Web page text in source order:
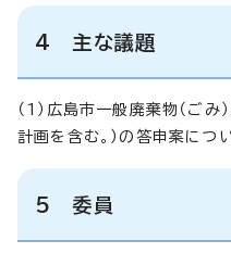
4 主な議題
（1）広島市一般廃棄物（ご
計画を含む。）の答申案につ
5 委員